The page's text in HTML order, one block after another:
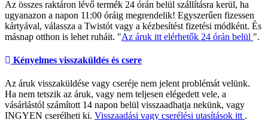
Az összes raktáron lévő termék 24 órán belül szállításra kerül, ha
ugyanazon a napon 11:00 óráig megrendelik! Egyszerűen fizessen
kártyával, válassza a Twistót vagy a kézbesítést fizetési módként. És
másnap otthon is lehet ruháit. "Az áruk itt elérhetők 24 órán belül ".
Kényelmes visszaküldés és csere
Az áruk visszaküldése vagy cseréje nem jelent problémát velünk.
Ha nem tetszik az áruk, vagy nem teljesen elégedett vele, a
vásárlástól számított 14 napon belül visszaadhatja nekünk, vagy
INGYEN cserélheti ki. Visszaadási vagy cserélési utasítások itt .